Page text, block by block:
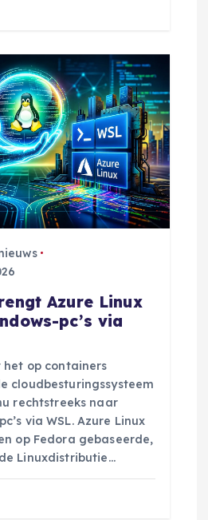
Azure Linux
pc’s via
op containers
cloudbesturingssysteem
rechtstreeks naar
via WSL. Azure Linux
op Fedora gebaseerde,
Linuxdistributie…